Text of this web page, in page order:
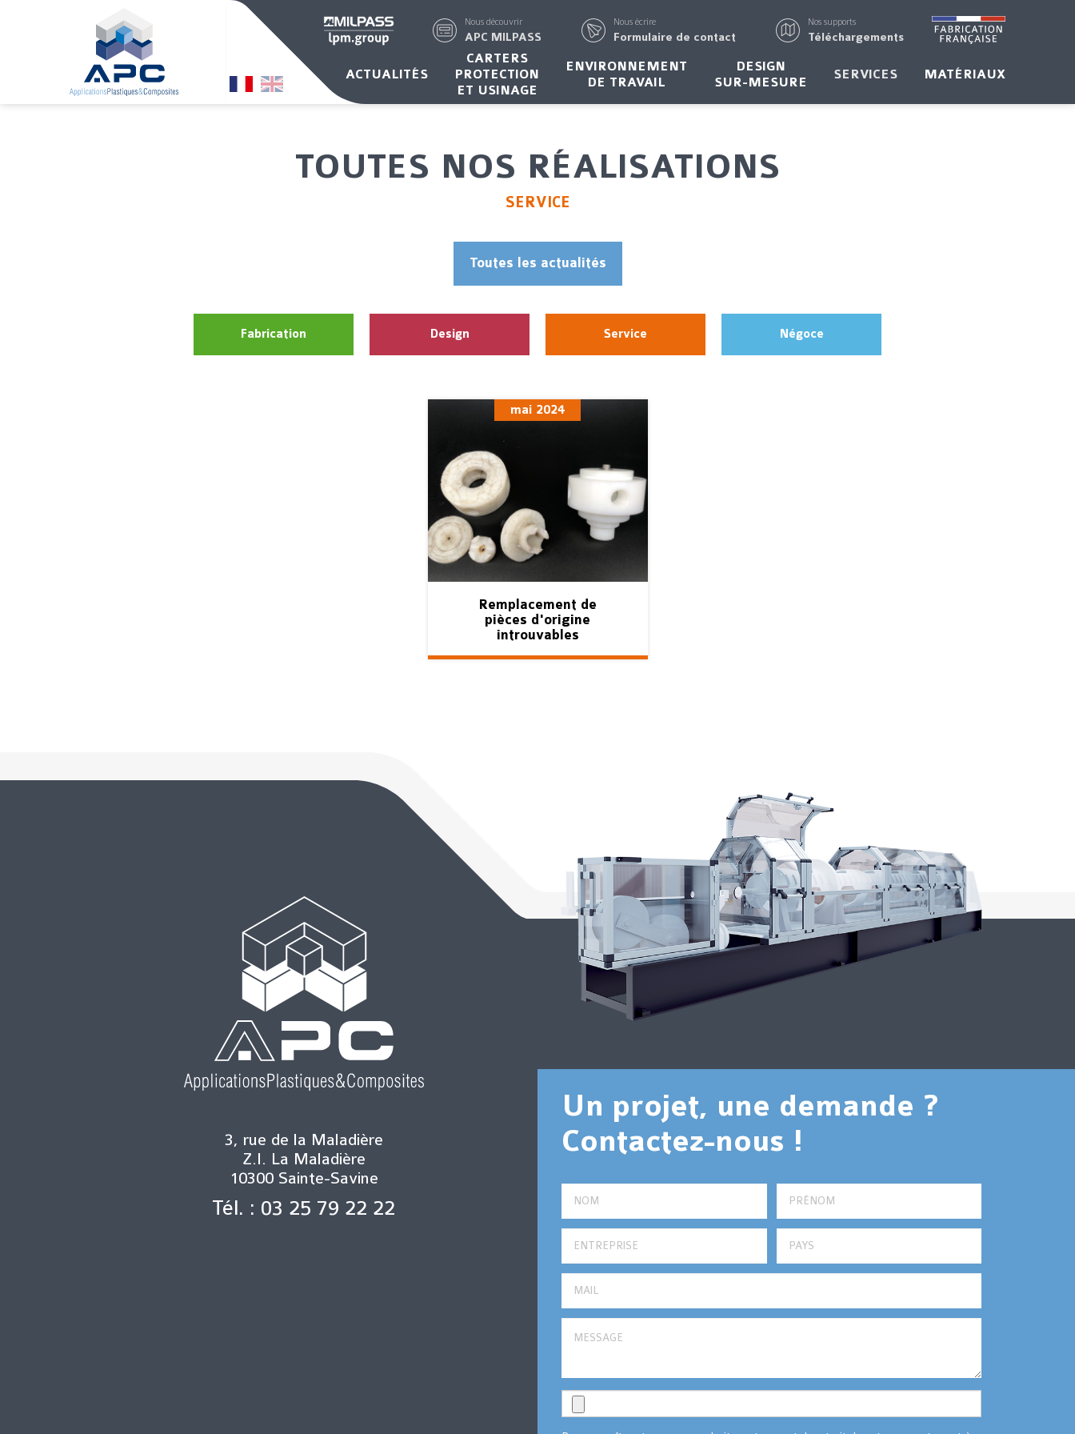
Nous découvrir
APC MILPASS
Nous écrire
Formulaire de contact
Nos supports
Téléchargements
ACTUALITÉS
CARTERS
PROTECTION
ET USINAGE
ENVIRONNEMENT
DE TRAVAIL
DESIGN
SUR-MESURE
SERVICES MATÉRIAUX
TOUTES NOS RÉALISATIONS
SERVICE
Toutes les actualités
Fabrication Design Service Négoce
mai 2024
Remplacement de
pièces d'origine
introuvables
3, rue de la Maladière
Z.I. La Maladière
10300 Sainte-Savine
Tél. : 03 25 79 22 22
Un projet, une demande ?
Contactez-nous !